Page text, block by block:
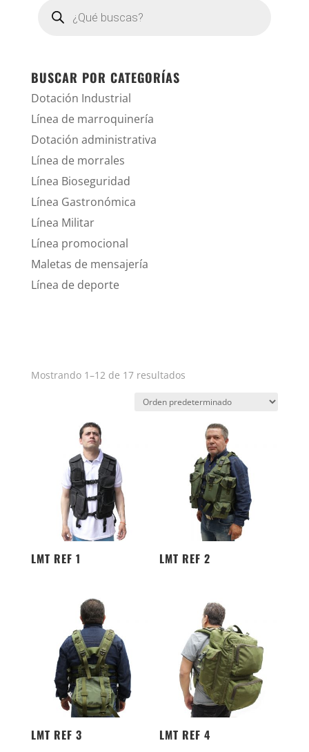
productos
BUSCAR POR CATEGORÍAS
Dotación Industrial
Línea de marroquinería
Dotación administrativa
Línea de morrales
Línea Bioseguridad
Línea Gastronómica
Línea Militar
Línea promocional
Maletas de mensajería
Línea de deporte
Mostrando 1–12 de 17 resultados
LMT REF 1 LMT REF 2
LMT REF 3 LMT REF 4